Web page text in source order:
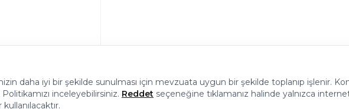
© 2026 Halı Stores Her Hakkı Saklıdır, Kopyalanamaz.
daha iyi bir şekilde sunulması için mevzuata uygun bir şekilde toplanıp işlenir.
inceleyebilirsiniz. Reddet seçeneğine tıklamanız halinde yalnızca